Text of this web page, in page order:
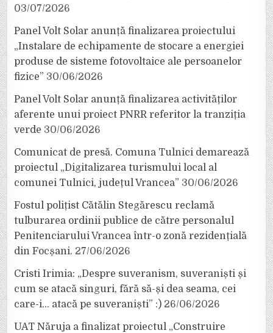
03/07/2026
Panel Volt Solar anunță finalizarea proiectului
„Instalare de echipamente de stocare a energiei
produse de sisteme fotovoltaice ale persoanelor
fizice” 30/06/2026
Panel Volt Solar anunță finalizarea activităților
aferente unui proiect PNRR referitor la tranziția
verde 30/06/2026
Comunicat de presă. Comuna Tulnici demarează
proiectul „Digitalizarea turismului local al
comunei Tulnici, județul Vrancea” 30/06/2026
Fostul polițist Cătălin Stegărescu reclamă
tulburarea ordinii publice de către personalul
Penitenciarului Vrancea într-o zonă rezidențială
din Focșani. 27/06/2026
Cristi Irimia: „Despre suveranism, suveraniști și
cum se atacă singuri, fără să-și dea seama, cei
care-i… atacă pe suveraniști” :) 26/06/2026
UAT Năruja a finalizat proiectul „Construire